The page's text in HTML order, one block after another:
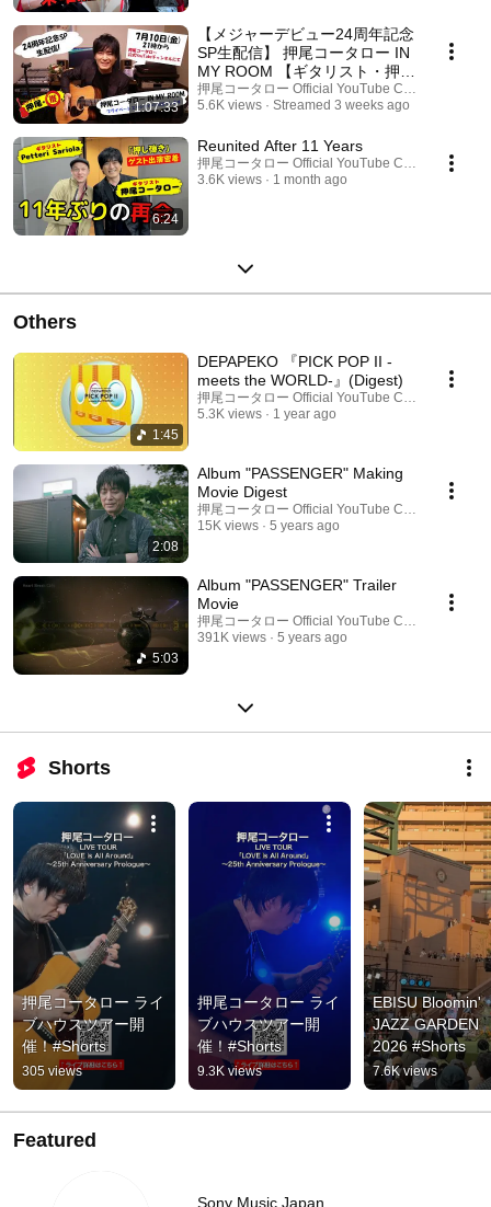
1:07:33
【メジャーデビュー24周年記念
SP生配信】 押尾コータロー IN
MY ROOM 【ギタリスト・押尾
の推し生配信14】
押尾コータロー Official YouTube Channel
5.6K views
Streamed 3 weeks ago
6:24
Reunited After 11 Years
押尾コータロー Official YouTube Channel
3.6K views
1 month ago
Others
1:45
DEPAPEKO 『PICK POP II -
meets the WORLD-』(Digest)
押尾コータロー Official YouTube Channel
5.3K views
1 year ago
2:08
Album "PASSENGER" Making
Movie Digest
押尾コータロー Official YouTube Channel
15K views
5 years ago
5:03
Album "PASSENGER" Trailer
Movie
押尾コータロー Official YouTube Channel
391K views
5 years ago
Shorts
押尾コータロー ライ
ブハウスツアー開
催！#Shorts
305 views
押尾コータロー ライ
ブハウスツアー開
催！#Shorts
9.3K views
EBISU Bloomin'
JAZZ GARDEN
2026 #Shorts
7.6K views
Featured
Sony Music Japan